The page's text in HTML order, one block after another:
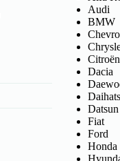
Audi
BMW
Citroën
Dacia
Datsun
Fiat
Ford
Honda